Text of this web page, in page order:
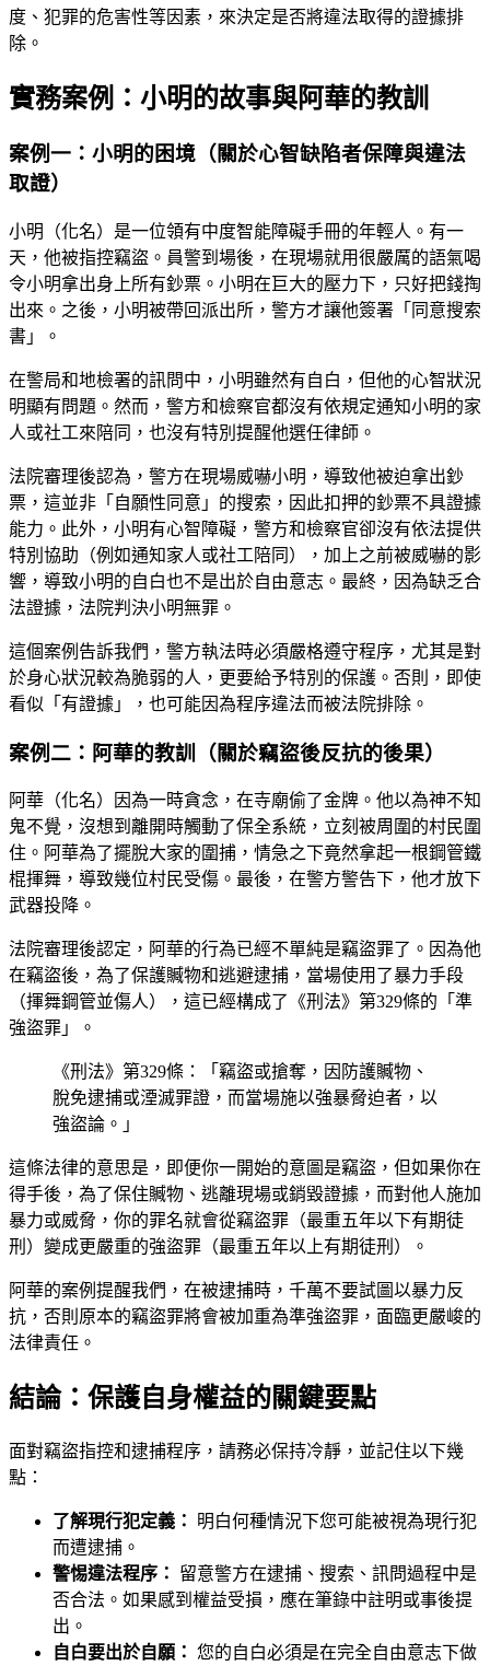
度、犯罪的危害性等因素，來決定是否將違法取得的證據排
除。
實務案例：小明的故事與阿華的教訓
案例一：小明的困境（關於心智缺陷者保障與違法
取證）
小明（化名）是一位領有中度智能障礙手冊的年輕人。有一
天，他被指控竊盜。員警到場後，在現場就用很嚴厲的語氣喝
令小明拿出身上所有鈔票。小明在巨大的壓力下，只好把錢掏
出來。之後，小明被帶回派出所，警方才讓他簽署「同意搜索
書」。
在警局和地檢署的訊問中，小明雖然有自白，但他的心智狀況
明顯有問題。然而，警方和檢察官都沒有依規定通知小明的家
人或社工來陪同，也沒有特別提醒他選任律師。
法院審理後認為，警方在現場威嚇小明，導致他被迫拿出鈔
票，這並非「自願性同意」的搜索，因此扣押的鈔票不具證據
能力。此外，小明有心智障礙，警方和檢察官卻沒有依法提供
特別協助（例如通知家人或社工陪同），加上之前被威嚇的影
響，導致小明的自白也不是出於自由意志。最終，因為缺乏合
法證據，法院判決小明無罪。
這個案例告訴我們，警方執法時必須嚴格遵守程序，尤其是對
於身心狀況較為脆弱的人，更要給予特別的保護。否則，即使
看似「有證據」，也可能因為程序違法而被法院排除。
案例二：阿華的教訓（關於竊盜後反抗的後果）
阿華（化名）因為一時貪念，在寺廟偷了金牌。他以為神不知
鬼不覺，沒想到離開時觸動了保全系統，立刻被周圍的村民圍
住。阿華為了擺脫大家的圍捕，情急之下竟然拿起一根鋼管鐵
棍揮舞，導致幾位村民受傷。最後，在警方警告下，他才放下
武器投降。
法院審理後認定，阿華的行為已經不單純是竊盜罪了。因為他
在竊盜後，為了保護贓物和逃避逮捕，當場使用了暴力手段
（揮舞鋼管並傷人），這已經構成了《刑法》第329條的「準
強盜罪」。
《刑法》第329條：「竊盜或搶奪，因防護贓物、
脫免逮捕或湮滅罪證，而當場施以強暴脅迫者，以
強盜論。」
這條法律的意思是，即便你一開始的意圖是竊盜，但如果你在
得手後，為了保住贓物、逃離現場或銷毀證據，而對他人施加
暴力或威脅，你的罪名就會從竊盜罪（最重五年以下有期徒
刑）變成更嚴重的強盜罪（最重五年以上有期徒刑）。
阿華的案例提醒我們，在被逮捕時，千萬不要試圖以暴力反
抗，否則原本的竊盜罪將會被加重為準強盜罪，面臨更嚴峻的
法律責任。
結論：保護自身權益的關鍵要點
面對竊盜指控和逮捕程序，請務必保持冷靜，並記住以下幾
點：
了解現行犯定義：
明白何種情況下您可能被視為現行犯
而遭逮捕。
警惕違法程序：
留意警方在逮捕、搜索、訊問過程中是
否合法。如果感到權益受損，應在筆錄中註明或事後提
出。
自白要出於自願： 您的自白必須是在完全自由意志下做